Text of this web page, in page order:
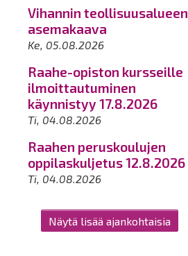
Vihannin teollisuusalueen
asemakaava
Ke, 05.08.2026
Raahe-opiston kursseille
ilmoittautuminen
käynnistyy 17.8.2026
Ti, 04.08.2026
Raahen peruskoulujen
oppilaskuljetus 12.8.2026
Ti, 04.08.2026
Näytä lisää ajankohtaisia